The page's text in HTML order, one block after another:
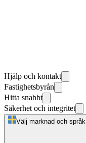
Hjälp och kontakt
Fastighetsbyrån
Hitta snabbt
Säkerhet och integritet
Välj marknad och språk